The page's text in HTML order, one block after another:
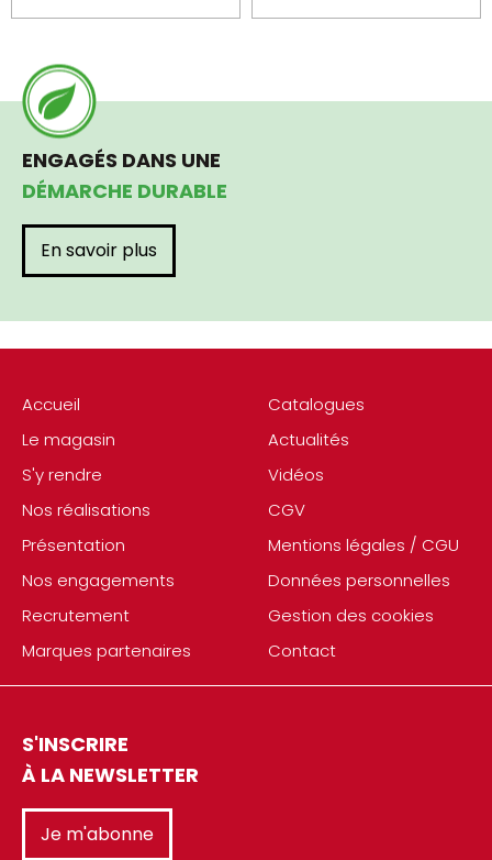
Accueil
Le magasin
S'y rendre
Nos réalisations
Présentation
Nos engagements
Recrutement
Marques partenaires
Catalogues
Actualités
Vidéos
CGV
Mentions légales / CGU
Données personnelles
Gestion des cookies
Contact
S'INSCRIRE
À LA NEWSLETTER
Je m'abonne
ENGAGÉS DANS UNE
DÉMARCHE DURABLE
En savoir plus